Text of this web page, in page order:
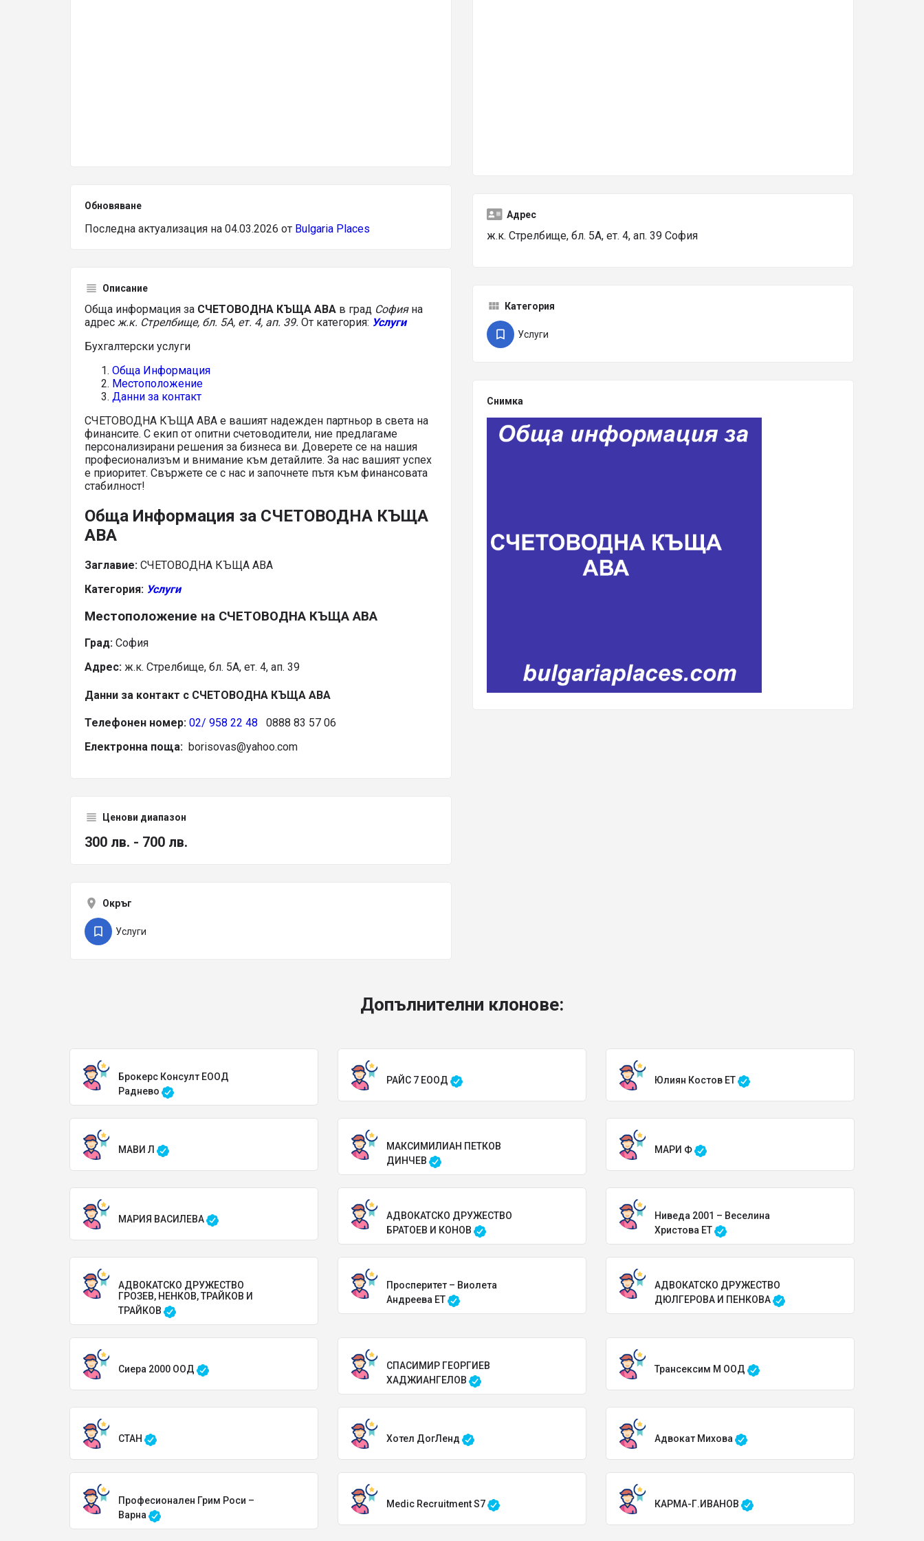
Обновяване
Последна актуализация на 04.03.2026 от Bulgaria Places
Описание
Обща информация за СЧЕТОВОДНА КЪЩА АВА в град София на
адрес ж.к. Стрелбище, бл. 5А, ет. 4, ап. 39. От категория: Услуги
Бухгалтерски услуги
Обща Информация
Местоположение
Данни за контакт
СЧЕТОВОДНА КЪЩА АВА е вашият надежден партньор в света на
финансите. С екип от опитни счетоводители, ние предлагаме
персонализирани решения за бизнеса ви. Доверете се на нашия
професионализъм и внимание към детайлите. За нас вашият успех
е приоритет. Свържете се с нас и започнете пътя към финансовата
стабилност!
Обща Информация за СЧЕТОВОДНА КЪЩА
АВА
Заглавие: СЧЕТОВОДНА КЪЩА АВА
Категория: Услуги
Местоположение на СЧЕТОВОДНА КЪЩА АВА
Град: София
Адрес: ж.к. Стрелбище, бл. 5А, ет. 4, ап. 39
Данни за контакт с СЧЕТОВОДНА КЪЩА АВА
Телефонен номер: 02/ 958 22 48 0888 83 57 06
Електронна поща: borisovas@yahoo.com
Ценови диапазон
300 лв. - 700 лв.
Окръг
Услуги
Адрес
ж.к. Стрелбище, бл. 5А, ет. 4, ап. 39 София
Категория
Услуги
Снимка
Допълнителни клонове:
Брокерс Консулт ЕООД
Раднево
РАЙС 7 ЕООД Юлиян Костов ЕТ
МАВИ Л
МАКСИМИЛИАН ПЕТКОВ
ДИНЧЕВ
МАРИ Ф
МАРИЯ ВАСИЛЕВА
АДВОКАТСКО ДРУЖЕСТВО
БРАТОЕВ И КОНОВ
Ниведа 2001 – Веселина
Христова ЕТ
АДВОКАТСКО ДРУЖЕСТВО
ГРОЗЕВ, НЕНКОВ, ТРАЙКОВ И
ТРАЙКОВ
Просперитет – Виолета
Андреева ЕТ
АДВОКАТСКО ДРУЖЕСТВО
ДЮЛГЕРОВА И ПЕНКОВА
Сиера 2000 ООД
СПАСИМИР ГЕОРГИЕВ
ХАДЖИАНГЕЛОВ
Трансексим М ООД
СТАН Хотел ДогЛенд Адвокат Михова
Професионален Грим Роси –
Варна
Medic Recruitment S7 КАРМА-Г.ИВАНОВ